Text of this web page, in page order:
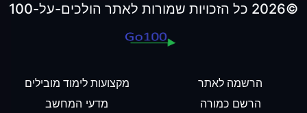
©2026 כל הזכויות שמורות לאתר הולכים-על-100
הרשמה לאתר
הרשם כמורה
מקצועות לימוד מובילים
מדעי המחשב